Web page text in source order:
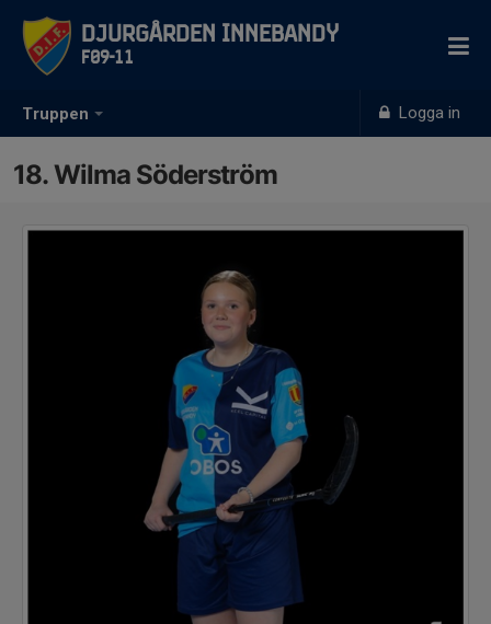
Truppen Logga in
Djurgården Innebandy
F09-11
18. Wilma Söderström